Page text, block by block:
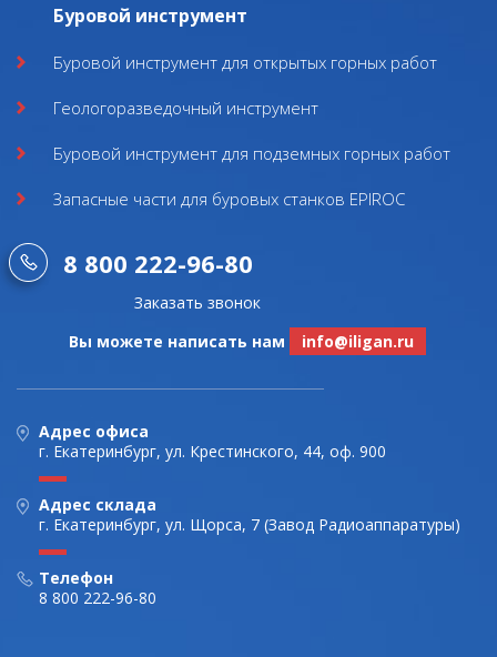
Буровой инструмент
Буровой инструмент для открытых горных работ
Геологоразведочный инструмент
Буровой инструмент для подземных горных работ
Запасные части для буровых станков EPIROC
8 800 222-96-80
Заказать звонок
Вы можете написать нам
info@iligan.ru
Адрес офиса
г. Екатеринбург, ул. Крестинского, 44, оф. 900
Адрес склада
г. Екатеринбург, ул. Щорса, 7 (Завод Радиоаппаратуры)
Телефон
8 800 222-96-80